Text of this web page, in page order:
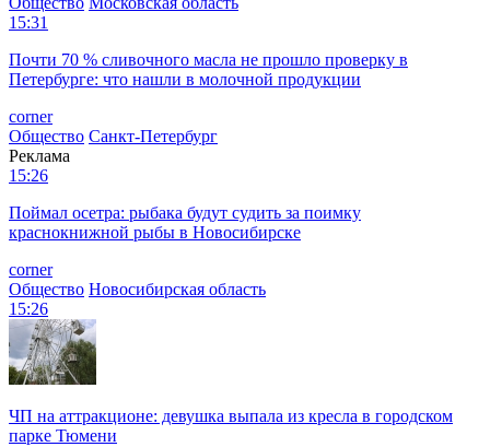
15:31
Почти 70 % сливочного масла не прошло проверку в
Петербурге: что нашли в молочной продукции
corner
Общество Санкт-Петербург
Реклама
15:26
Поймал осетра: рыбака будут судить за поимку
краснокнижной рыбы в Новосибирске
corner
Общество Новосибирская область
15:26
ЧП на аттракционе: девушка выпала из кресла в городском
парке Тюмени